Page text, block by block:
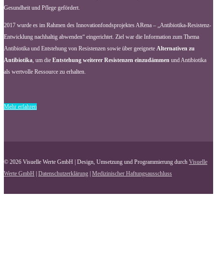
Gesundheit und Pflege gefördert.
2017 wurde es im Rahmen des Innovationfondsprojektes ARena – „Antibiotika-Resistenz-
Entwicklung nachhaltig abwenden“ eingerichtet. Ziel war die Information zum Thema
Antibiotika und Entstehung von Resistenzen sowie über geeignete Alternativen zu
Antibiotika, um die Entstehung weiterer Resistenzen einzudämmen und Antibiotika
als wertvolle Ressource zu erhalten.
Mehr erfahren
© 2026 Visuelle Werte GmbH | Design, Umsetzung und Programmierung durch Visuelle
Werte GmbH
Datenschutzerklärung Medizinischer Haftungsausschluss